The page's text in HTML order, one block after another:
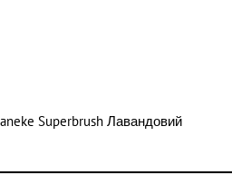
Superbrush Лавандовий